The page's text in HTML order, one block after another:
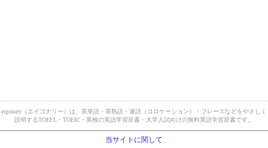
eigonary（エイゴナリー）は、英単語・英熟語・連語（コロケーション）・フレーズなどをやさしく
説明するTOEFL・TOEIC・英検の英語学習辞書・大学入試向けの無料英語学習辞書です。
当サイトに関して